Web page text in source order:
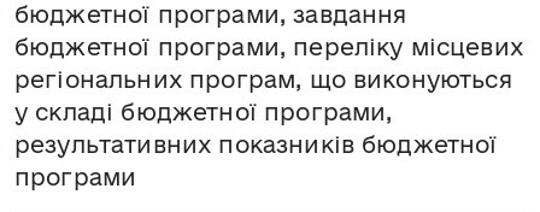
бюджетної програми, завдання
бюджетної програми, переліку місцевих
регіональних програм, що виконуються
у складі бюджетної програми,
результативних показників бюджетної
програми